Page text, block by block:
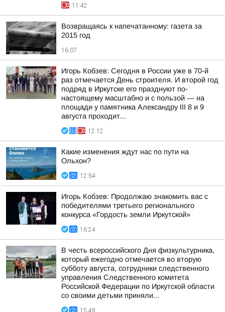
11:42
Возвращаясь к напечатанному: газета за
2015 год
16:07
Игорь Кобзев: Сегодня в России уже в 70-й
раз отмечается День строителя. И второй год
подряд в Иркутске его празднуют по-
настоящему масштабно и с пользой — на
площади у памятника Александру III 8 и 9
августа проходит...
12:12
Какие изменения ждут нас по пути на
Ольхон?
12:54
Игорь Кобзев: Продолжаю знакомить вас с
победителями третьего регионального
конкурса «Гордость земли Иркутской»
16:24
В честь всероссийского Дня физкультурника,
который ежегодно отмечается во вторую
субботу августа, сотрудники следственного
управления Следственного комитета
Российской Федерации по Иркутской области
со своими детьми приняли...
15:49